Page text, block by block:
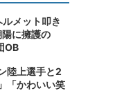
メット叩き
に擁護の
OB
陸上選手と2
「かわいい笑